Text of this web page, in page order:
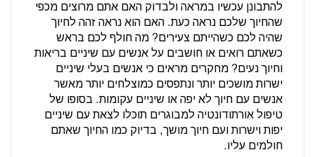
להתבונן עכשיו במראה ולבדוק האם אתם מרוצים מכפי
שהחיוך שלכם נראה כעת. האם הוא נראה זהה לחיוך
שהיה לכם כשהייתם צעירים? מה חולף לכם בראש
כשאתם רואים או חושבים על אנשים עם שיניים בריאות
וחיוך נעים? מחקרים מראים כי אנשים בעלי שיניים
ישרות מושכים יותר ונתפסים כמוצלחים יותר מאשר
אנשים עם חיוך לא יפה או שיניים עקומות. בסופו של
טיפול אורתודונטיה למבוגרים תוכלו לצאת עם שיניים
יפות וישרות ועם חיוך מושך, בדיוק כמו החיוך שאתם
חולמים עליו.